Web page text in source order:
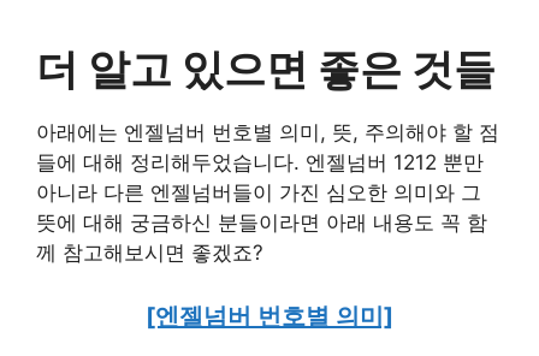
더 알고 있으면 좋은 것들
아래에는 엔젤넘버 번호별 의미, 뜻, 주의해야 할 점
들에 대해 정리해두었습니다. 엔젤넘버 1212 뿐만
아니라 다른 엔젤넘버들이 가진 심오한 의미와 그
뜻에 대해 궁금하신 분들이라면 아래 내용도 꼭 함
께 참고해보시면 좋겠죠?
[엔젤넘버 번호별 의미]